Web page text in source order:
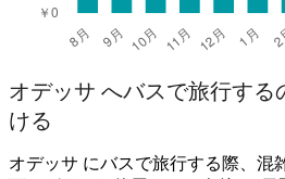
オデッサ へバスで旅行する
ける
オデッサ にバスで旅行する際、混